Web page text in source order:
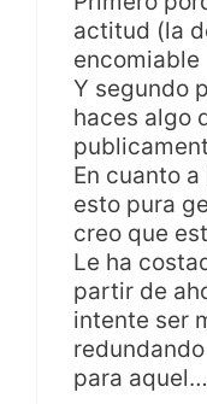
actitud (la
encomiable
Y segundo
haces algo
En cuanto
esto pura
creo que
Le ha
partir de
intente ser
para aquel…